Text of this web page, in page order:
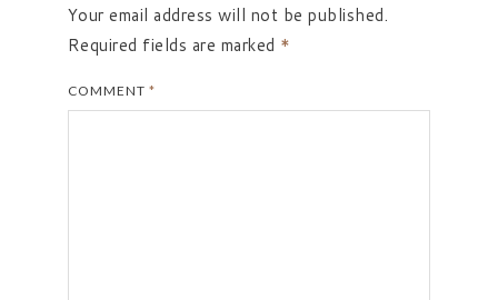
Your email address will not be published.
Required fields are marked *
COMMENT *